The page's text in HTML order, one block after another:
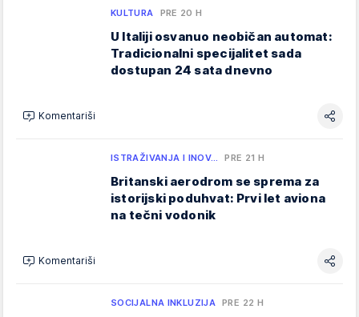
KULTURA PRE 20 H
U Italiji osvanuo neobičan automat:
Tradicionalni specijalitet sada
dostupan 24 sata dnevno
Komentariši
ISTRAŽIVANJA I INOV… PRE 21 H
Britanski aerodrom se sprema za
istorijski poduhvat: Prvi let aviona
na tečni vodonik
Komentariši
SOCIJALNA INKLUZIJA PRE 22 H